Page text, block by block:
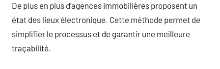
De plus en plus d’agences immobilières proposent un
état des lieux électronique. Cette méthode permet de
simplifier le processus et de garantir une meilleure
traçabilité.